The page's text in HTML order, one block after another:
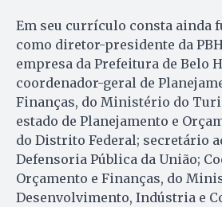
Em seu currículo consta ainda
como diretor-presidente da
empresa da Prefeitura de Belo
coordenador-geral de
Finanças, do Ministério do
estado de Planejamento e
do Distrito Federal; secretário
Defensoria Pública da União;
Orçamento e Finanças, do
Desenvolvimento, Indústria e